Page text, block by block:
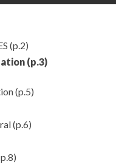
(p.2)
(p.3)
(p.5)
(p.6)